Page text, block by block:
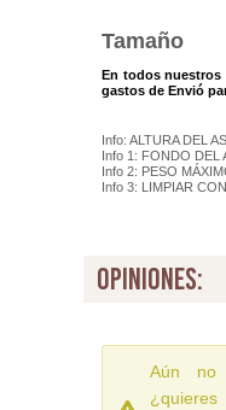
Tamaño
En todos
gastos de Envió
Info: ALTURA DEL
Info 1: FONDO DEL
Info 2: PESO
Info 3: LIMPIAR
opiniones:
Aún no